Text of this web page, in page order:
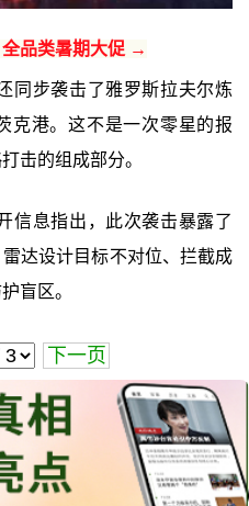
品类暑期大促 →
同步袭击了雅罗斯拉夫尔炼
克港。这不是一次零星的报
击的组成部分。
信息指出，此次袭击暴露了
达设计目标不对位、拦截成
盲区。
下一页